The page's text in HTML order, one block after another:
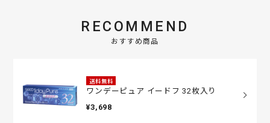
RECOMMEND
おすすめ商品
送料無料
ワンデーピュア イードフ 32枚入り
¥3,698